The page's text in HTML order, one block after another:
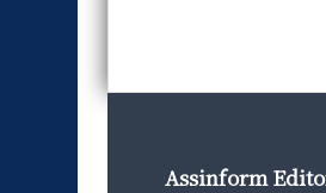
Assinform